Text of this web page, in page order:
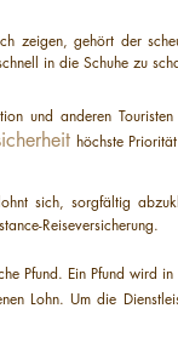
zeigen, gehört der
in die Schuhe zu
und anderen
höchste
sich, sorgfältig
Reiseversicherung.
Pfund. Ein Pfund wird
Lohn. Um die